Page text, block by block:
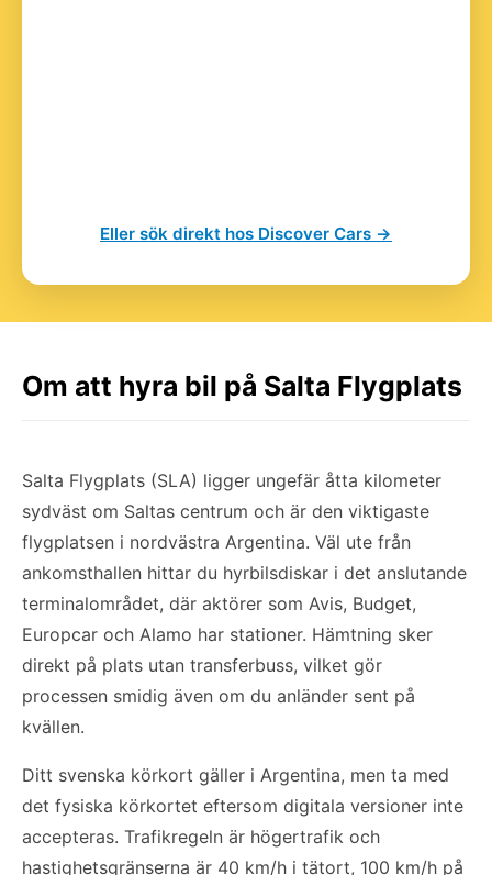
Eller sök direkt hos Discover Cars →
Om att hyra bil på Salta Flygplats
Salta Flygplats (SLA) ligger ungefär åtta kilometer
sydväst om Saltas centrum och är den viktigaste
flygplatsen i nordvästra Argentina. Väl ute från
ankomsthallen hittar du hyrbilsdiskar i det anslutande
terminalområdet, där aktörer som Avis, Budget,
Europcar och Alamo har stationer. Hämtning sker
direkt på plats utan transferbuss, vilket gör
processen smidig även om du anländer sent på
kvällen.
Ditt svenska körkort gäller i Argentina, men ta med
det fysiska körkortet eftersom digitala versioner inte
accepteras. Trafikregeln är högertrafik och
hastighetsgränserna är 40 km/h i tätort, 100 km/h på